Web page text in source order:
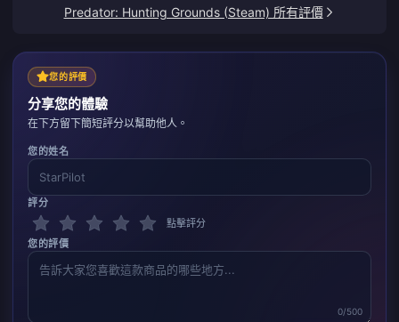
Predator: Hunting Grounds (Steam) 所有評價
您的評價
分享您的體驗
在下方留下簡短評分以幫助他人。
您的姓名
評分
點擊評分
您的評價
0/500